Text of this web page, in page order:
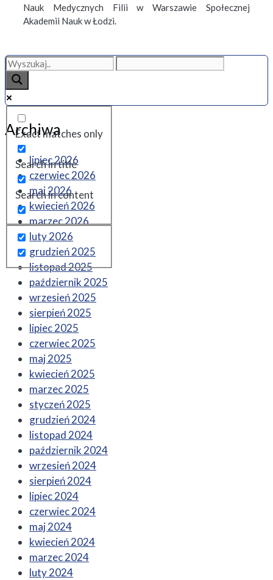
Nauk Medycznych Filii w Warszawie Społecznej
Akademii Nauk w Łodzi.
Exact matches only
Search in title
Search in content
Archiwa
lipiec 2026
czerwiec 2026
maj 2026
kwiecień 2026
marzec 2026
luty 2026
grudzień 2025
listopad 2025
październik 2025
wrzesień 2025
sierpień 2025
lipiec 2025
czerwiec 2025
maj 2025
kwiecień 2025
marzec 2025
styczeń 2025
grudzień 2024
listopad 2024
październik 2024
wrzesień 2024
sierpień 2024
lipiec 2024
czerwiec 2024
maj 2024
kwiecień 2024
marzec 2024
luty 2024